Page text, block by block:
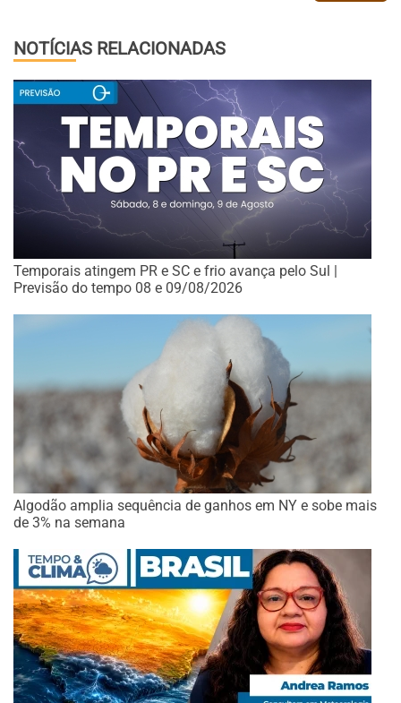
NOTÍCIAS RELACIONADAS
Temporais atingem PR e SC e frio avança pelo Sul |
Previsão do tempo 08 e 09/08/2026
Algodão amplia sequência de ganhos em NY e sobe mais
de 3% na semana